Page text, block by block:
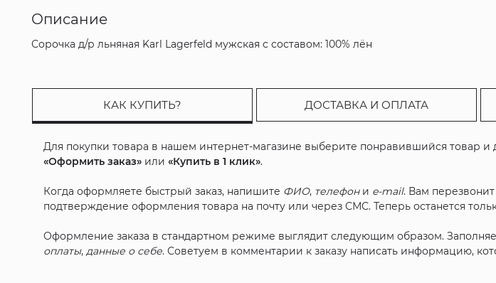
Описание
Сорочка д/р льняная Karl Lagerfeld мужская с составом: 100% лён
КАК КУПИТЬ? ДОСТАВКА И ОПЛАТА
Для покупки товара в нашем интернет-магазине выберите понравившийся товар и
«Оформить заказ» или«Купить в 1 клик».
Когда оформляете быстрый заказ, напишите ФИО, телефони e-mail. Вам
подтверждение оформления товара на почту или через СМС. Теперь останется
Оформление заказа в стандартном режиме выглядит следующим образом.
оплаты,данные о себе. Советуем в комментарии к заказу написать информацию,